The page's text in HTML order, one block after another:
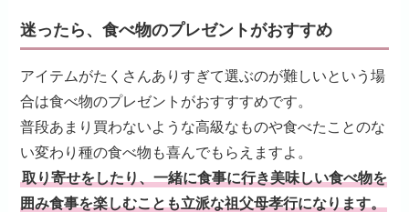
迷ったら、食べ物のプレゼントがおすすめ
アイテムがたくさんありすぎて選ぶのが難しいという場
合は食べ物のプレゼントがおすすすめです。
普段あまり買わないような高級なものや食べたことのな
い変わり種の食べ物も喜んでもらえますよ。
取り寄せをしたり、一緒に食事に行き美味しい食べ物を
囲み食事を楽しむことも立派な祖父母孝行になります。